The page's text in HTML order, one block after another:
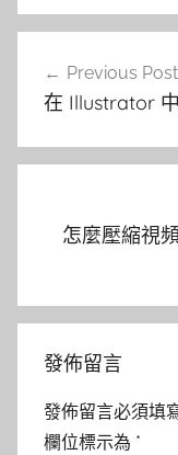
覽
Previous Post
在 Illustrator
怎麼壓縮視
發佈留言
發佈留言必須填
欄位標示為 *